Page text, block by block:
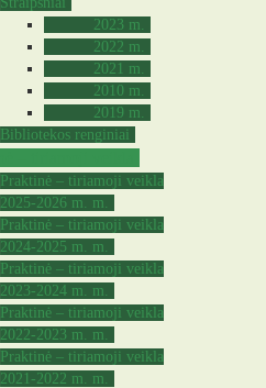
2023 m.
2022 m.
2021 m.
2010 m.
2019 m.
Bibliotekos renginiai
Praktinė – tiriamoji veikla
2025-2026 m. m.
Praktinė – tiriamoji veikla
2024-2025 m. m.
Praktinė – tiriamoji veikla
2023-2024 m. m.
Praktinė – tiriamoji veikla
2022-2023 m. m.
Praktinė – tiriamoji veikla
2021-2022 m. m.